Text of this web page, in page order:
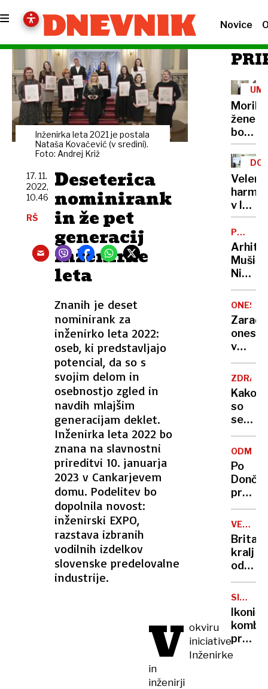
Novice
Inženirka leta 2021 je postala
Nataša Kovačević (v sredini).
Foto: Andrej Križ
Deseterica
nominirank
in že pet
generacij
inženirke
leta
Znanih je deset
nominirank za
inženirko leta 2022:
oseb, ki predstavljajo
potencial, da so s
svojim delom in
osebnostjo zgled in
navdih mlajšim
generacijam deklet.
Inženirka leta 2022 bo
znana na slavnostni
prireditvi 10. januarja
2023 v Cankarjevem
domu. Podelitev bo
dopolnila novost:
inženirski EXPO,
razstava izbranih
vodilnih izdelkov
slovenske predelovalne
industrije.
17. 11.
2022,
10.46
RŠ
V okviru
iniciative
Inženirke
in
inženirji
žene
bo
sedel
21
let
v lov
na
nov
rekord
CENTER
Mušič:
Nikoli
nisem
da je
to v
moji
sploh
Zaradi
v
delu
voda
Kako
so
se
cilji
vlade
Po
Karma
je
psica,
Nico
pa
njen
sin
VELIKA
kralj
zaradi
raka
SIMBOL
kombi
75.